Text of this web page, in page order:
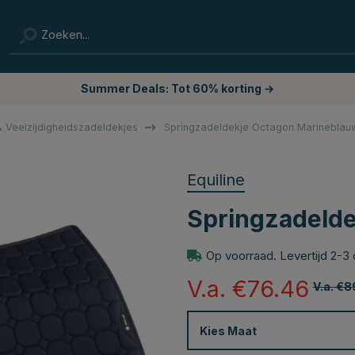
Summer Deals: Tot 60% korting →
Veelzijdigheidszadeldekjes Springzadeldekje Octagon
Equiline
Op voorraad. Levertijd 2-3
V.a.
V.a. €76.46
Kies Maat